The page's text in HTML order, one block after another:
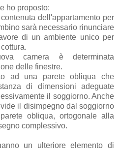
ho proposto:
dell'appartamento per
sarà necessario rinunciare
di un ambiente unico per
camera è determinata
delle finestre.
ad una parete obliqua che
di dimensioni adeguate
il soggiorno. Anche
il disimpegno dal soggiorno
obliqua, ortogonale alla
complessivo.
un ulteriore elemento di